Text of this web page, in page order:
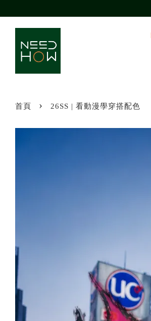
首頁 › 26SS | 看動漫學穿搭配色